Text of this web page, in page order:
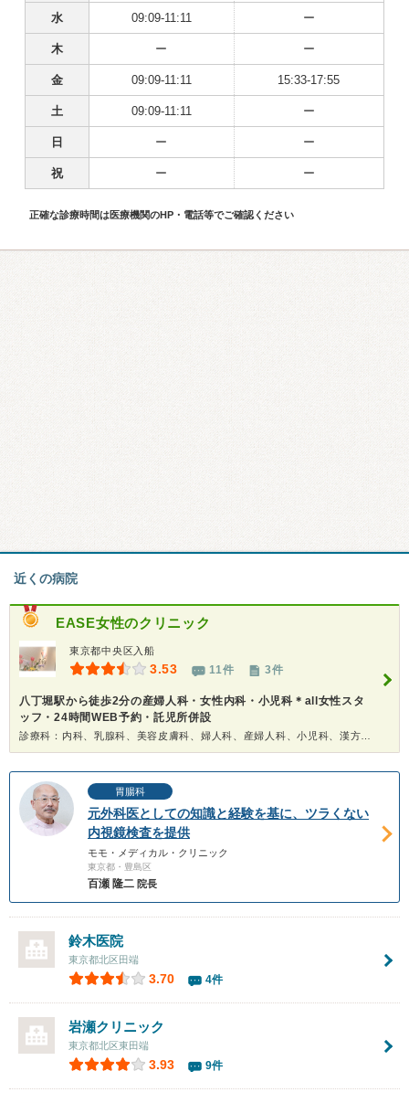
水 09:09-11:11 ー
木 ー ー
金 09:09-11:11 15:33-17:55
土 09:09-11:11 ー
日 ー ー
祝 ー ー
正確な診療時間は医療機関のHP・電話等でご確認ください
近くの病院
EASE女性のクリニック
東京都中央区入船
3.53 11件 3件
八丁堀駅から徒歩2分の産婦人科・女性内科・小児科＊all女性スタ
ッフ・24時間WEB予約・託児所併設
胃腸科
元外科医としての知識と経験を基に、ツラくない
内視鏡検査を提供
モモ・メディカル・クリニック
東京都・豊島区
百瀬 隆二 院長
鈴木医院
東京都北区田端
3.70 4件
岩瀬クリニック
東京都北区東田端
3.93 9件